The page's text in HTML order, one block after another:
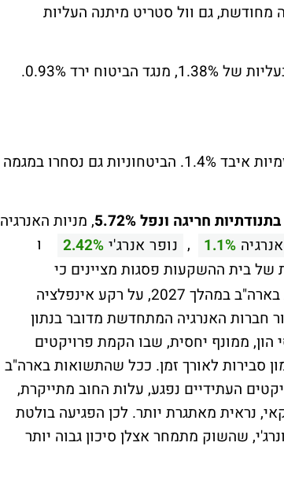
מחודשת, גם וול סטריט מיתנה העליות
בנדל"ן המגמה הייתה שלילית, ת"א נדל"ן ירד 1% ומדד היזמיות איבד 1.4%. הביטחוניות גם נסחרו במגמה
חריגה ונפל 5.72%
, מניות האנרגיה
1.1%
, נופר אנרג'י 2.42%
ו
בית ההשקעות פסגות מציינים כי
השווקים כבר מתחילים לתמחר אפשרות להעלאות ריבית בארה"ב במהלך 2027, על רקע אינפלציה
חברות האנרגיה המתחדשת מדובר בנתון
הון, ממונף יחסית, שבו הקמת פרויקטים
סבירות לאורך זמן. ככל שהתשואות בארה"ב
העתידיים נפגע, עלות החוב מתייקרת,
נראית מאתגרת יותר. לכן הפגיעה בולטת
שהשוק מתמחר אצלן סיכון גבוה יותר